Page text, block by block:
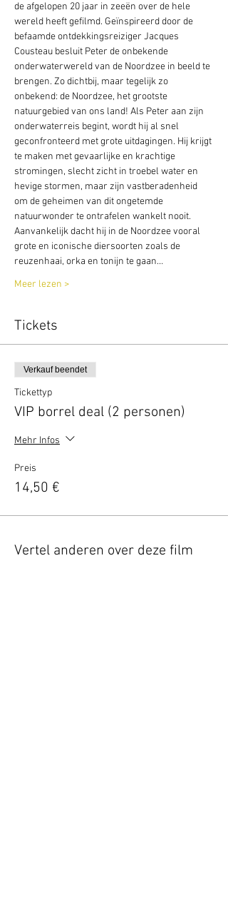
de afgelopen 20 jaar in zeeën over de hele
wereld heeft gefilmd. Geïnspireerd door de
befaamde ontdekkingsreiziger Jacques
Cousteau besluit Peter de onbekende
onderwaterwereld van de Noordzee in beeld te
brengen. Zo dichtbij, maar tegelijk zo
onbekend: de Noordzee, het grootste
natuurgebied van ons land! Als Peter aan zijn
onderwaterreis begint, wordt hij al snel
geconfronteerd met grote uitdagingen. Hij krijgt
te maken met gevaarlijke en krachtige
stromingen, slecht zicht in troebel water en
hevige stormen, maar zijn vastberadenheid
om de geheimen van dit ongetemde
natuurwonder te ontrafelen wankelt nooit.
Aanvankelijk dacht hij in de Noordzee vooral
grote en iconische diersoorten zoals de
reuzenhaai, orka en tonijn te gaan…
Meer lezen >
Tickets
Verkauf beendet
Tickettyp
VIP borrel deal (2 personen)
Mehr Infos
Preis
14,50 €
Vertel anderen over deze film